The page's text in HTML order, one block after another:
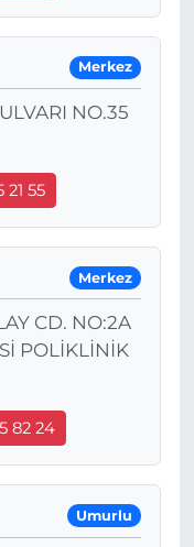
Merkez
NO.35
21 55
Merkez
CD. NO:2A
POLİKLİNİK
82 24
Umurlu